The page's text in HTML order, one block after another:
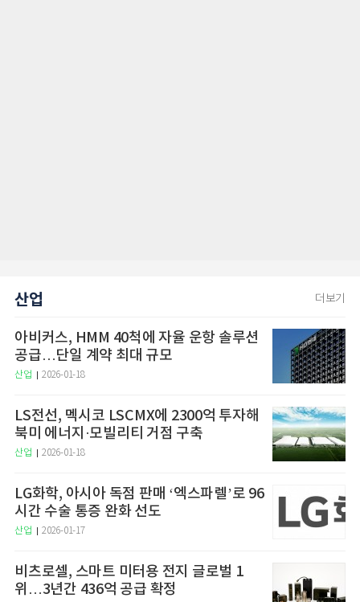
산업 더보기
아비커스, HMM 40척에 자율 운항 솔루션
공급…단일 계약 최대 규모
산업 2026-01-18
LS전선, 멕시코 LSCMX에 2300억 투자해
북미 에너지·모빌리티 거점 구축
산업 2026-01-18
LG화학, 아시아 독점 판매 ‘엑스파렐’로 96
시간 수술 통증 완화 선도
산업 2026-01-17
비츠로셀, 스마트 미터용 전지 글로벌 1
위…3년간 436억 공급 확정